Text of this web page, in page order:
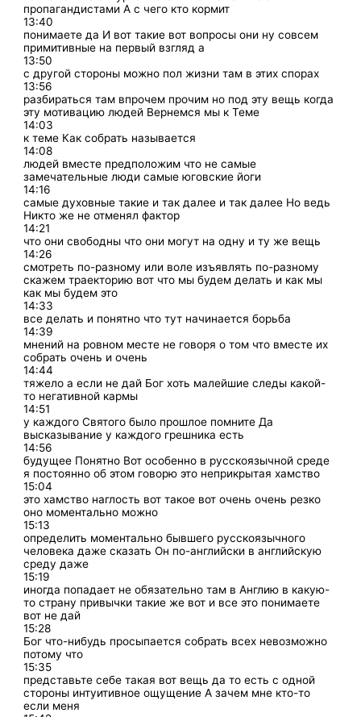
пропагандистами А с чего кто кормит
13:40
понимаете да И вот такие вот вопросы они ну совсем
примитивные на первый взгляд а
13:50
с другой стороны можно пол жизни там в этих спорах
13:56
разбираться там впрочем прочим но под эту вещь когда
эту мотивацию людей Вернемся мы к Теме
14:03
к теме Как собрать называется
14:08
людей вместе предположим что не самые
замечательные люди самые юговские йоги
14:16
самые духовные такие и так далее и так далее Но ведь
Никто же не отменял фактор
14:21
что они свободны что они могут на одну и ту же вещь
14:26
смотреть по-разному или воле изъявлять по-разному
скажем траекторию вот что мы будем делать и как мы
как мы будем это
14:33
все делать и понятно что тут начинается борьба
14:39
мнений на ровном месте не говоря о том что вместе их
собрать очень и очень
14:44
тяжело а если не дай Бог хоть малейшие следы какой-
то негативной кармы
14:51
у каждого Святого было прошлое помните Да
высказывание у каждого грешника есть
14:56
будущее Понятно Вот особенно в русскоязычной среде
я постоянно об этом говорю это неприкрытая хамство
15:04
это хамство наглость вот такое вот очень очень резко
оно моментально можно
15:13
определить моментально бывшего русскоязычного
человека даже сказать Он по-английски в английскую
среду даже
15:19
иногда попадает не обязательно там в Англию в какую-
то страну привычки такие же вот и все это понимаете
вот не дай
15:28
Бог что-нибудь просыпается собрать всех невозможно
потому что
15:35
представьте себе такая вот вещь да то есть с одной
стороны интуитивное ощущение А зачем мне кто-то
если меня